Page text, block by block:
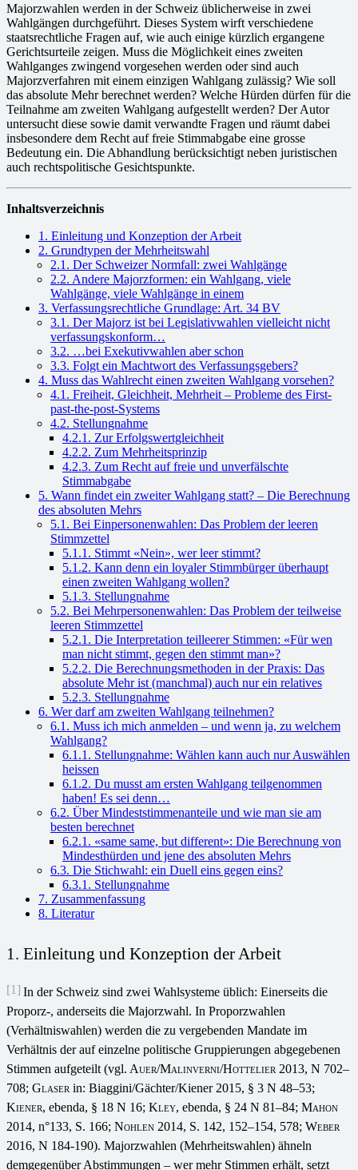
Majorzwahlen werden in der Schweiz üblicherweise in zwei
Wahlgängen durchgeführt. Dieses System wirft verschiedene
staatsrechtliche Fragen auf, wie auch einige kürzlich ergangene
Gerichtsurteile zeigen. Muss die Möglichkeit eines zweiten
Wahlganges zwingend vorgesehen werden oder sind auch
Majorzverfahren mit einem einzigen Wahlgang zulässig? Wie soll
das absolute Mehr berechnet werden? Welche Hürden dürfen für die
Teilnahme am zweiten Wahlgang aufgestellt werden? Der Autor
untersucht diese sowie damit verwandte Fragen und räumt dabei
insbesondere dem Recht auf freie Stimmabgabe eine grosse
Bedeutung ein. Die Abhandlung berücksichtigt neben juristischen
auch rechtspolitische Gesichtspunkte.
Inhaltsverzeichnis
1. Einleitung und Konzeption der Arbeit
2. Grundtypen der Mehrheitswahl
2.1. Der Schweizer Normfall: zwei Wahlgänge
2.2. Andere Majorzformen: ein Wahlgang, viele
Wahlgänge, viele Wahlgänge in einem
3. Verfassungsrechtliche Grundlage: Art. 34 BV
3.1. Der Majorz ist bei Legislativwahlen vielleicht nicht
verfassungskonform…
3.2. …bei Exekutivwahlen aber schon
3.3. Folgt ein Machtwort des Verfassungsgebers?
4. Muss das Wahlrecht einen zweiten Wahlgang vorsehen?
4.1. Freiheit, Gleichheit, Mehrheit – Probleme des First-
past-the-post-Systems
4.2. Stellungnahme
4.2.1. Zur Erfolgswertgleichheit
4.2.2. Zum Mehrheitsprinzip
4.2.3. Zum Recht auf freie und unverfälschte
Stimmabgabe
5. Wann findet ein zweiter Wahlgang statt? – Die Berechnung
des absoluten Mehrs
5.1. Bei Einpersonenwahlen: Das Problem der leeren
Stimmzettel
5.1.1. Stimmt «Nein», wer leer stimmt?
5.1.2. Kann denn ein loyaler Stimmbürger überhaupt
einen zweiten Wahlgang wollen?
5.1.3. Stellungnahme
5.2. Bei Mehrpersonenwahlen: Das Problem der teilweise
leeren Stimmzettel
5.2.1. Die Interpretation teilleerer Stimmen: «Für wen
man nicht stimmt, gegen den stimmt man»?
5.2.2. Die Berechnungsmethoden in der Praxis: Das
absolute Mehr ist (manchmal) auch nur ein relatives
5.2.3. Stellungnahme
6. Wer darf am zweiten Wahlgang teilnehmen?
6.1. Muss ich mich anmelden – und wenn ja, zu welchem
Wahlgang?
6.1.1. Stellungnahme: Wählen kann auch nur Auswählen
heissen
6.1.2. Du musst am ersten Wahlgang teilgenommen
haben! Es sei denn…
6.2. Über Mindeststimmenanteile und wie man sie am
besten berechnet
6.2.1. «same same, but different»: Die Berechnung von
Mindesthürden und jene des absoluten Mehrs
6.3. Die Stichwahl: ein Duell eins gegen eins?
6.3.1. Stellungnahme
7. Zusammenfassung
8. Literatur
1. Einleitung und Konzeption der Arbeit
[1] In der Schweiz sind zwei Wahlsysteme üblich: Einerseits die
Proporz-, anderseits die Majorzwahl. In Proporzwahlen
(Verhältniswahlen) werden die zu vergebenden Mandate im
Verhältnis der auf einzelne politische Gruppierungen abgegebenen
Stimmen aufgeteilt (vgl. Auer/Malinverni/Hottelier 2013, N 702–
708; Glaser in: Biaggini/Gächter/Kiener2015, § 3 N 48–53;
Kiener, ebenda, § 18 N 16; Kley, ebenda, § 24 N 81–84; Mahon
2014, n°133, S. 166; Nohlen 2014, S. 142, 152–154, 578; Weber
2016, N 184-190). Majorzwahlen (Mehrheitswahlen) ähneln
demgegenüber Abstimmungen – wer mehr Stimmen erhält, setzt